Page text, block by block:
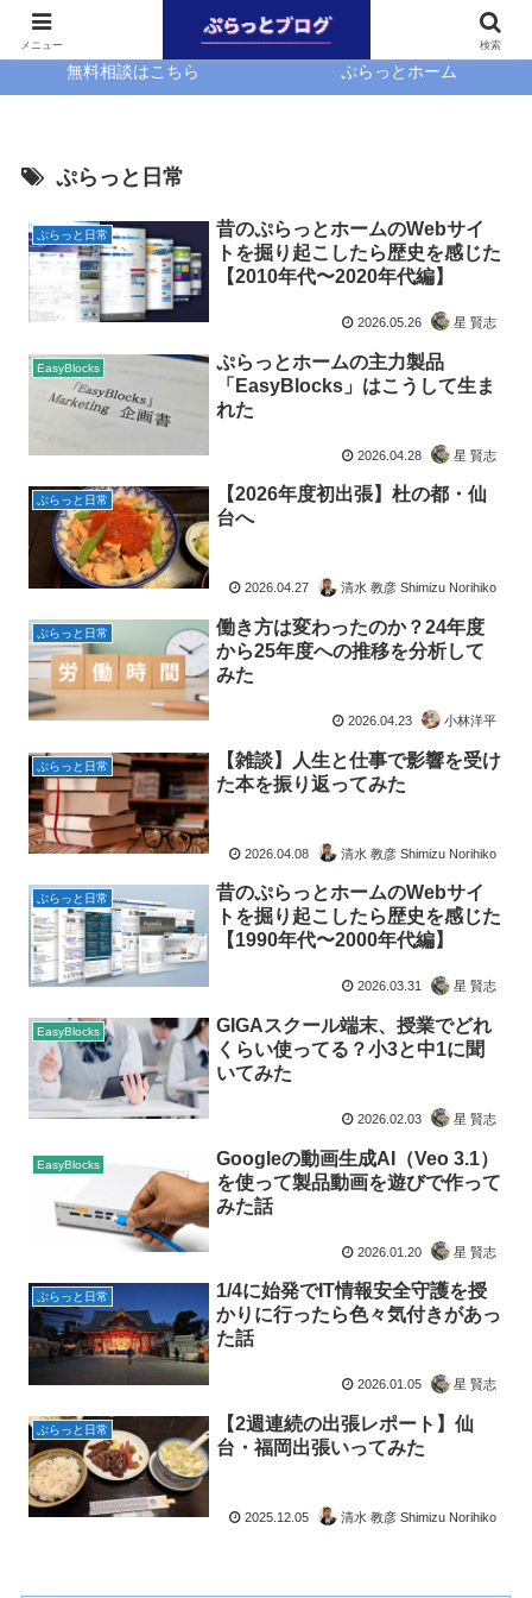
無料相談はこちら ぷらっとホーム
ぷらっと日常
ぷらっと日常
昔のぷらっとホームのWebサイ
トを掘り起こしたら歴史を感じた
【2010年代〜2020年代編】
2026.05.26 星 賢志
EasyBlocks
ぷらっとホームの主力製品
「EasyBlocks」はこうして生ま
れた
2026.04.28 星 賢志
ぷらっと日常
【2026年度初出張】杜の都・仙
台へ
2026.04.27 清水 教彦 Shimizu Norihiko
ぷらっと日常
働き方は変わったのか？24年度
から25年度への推移を分析して
みた
2026.04.23 小林洋平
ぷらっと日常
【雑談】人生と仕事で影響を受け
た本を振り返ってみた
2026.04.08 清水 教彦 Shimizu Norihiko
ぷらっと日常
昔のぷらっとホームのWebサイ
トを掘り起こしたら歴史を感じた
【1990年代〜2000年代編】
2026.03.31 星 賢志
EasyBlocks
GIGAスクール端末、授業でどれ
くらい使ってる？小3と中1に聞
いてみた
2026.02.03 星 賢志
EasyBlocks
Googleの動画生成AI（Veo 3.1）
を使って製品動画を遊びで作って
みた話
2026.01.20 星 賢志
ぷらっと日常
1/4に始発でIT情報安全守護を授
かりに行ったら色々気付きがあっ
た話
2026.01.05 星 賢志
ぷらっと日常
【2週連続の出張レポート】仙
台・福岡出張いってみた
2025.12.05 清水 教彦 Shimizu Norihiko
メニュー 検索